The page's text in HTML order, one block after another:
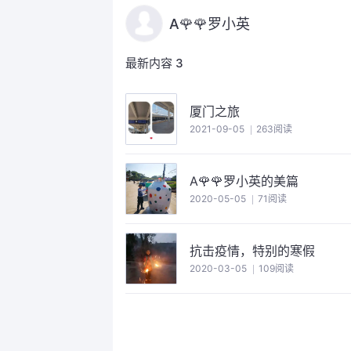
A🌹🌹罗小英
最新内容 3
厦门之旅
2021-09-05 263阅读
A🌹🌹罗小英的美篇
2020-05-05 71阅读
抗击疫情，特别的寒假
2020-03-05 109阅读